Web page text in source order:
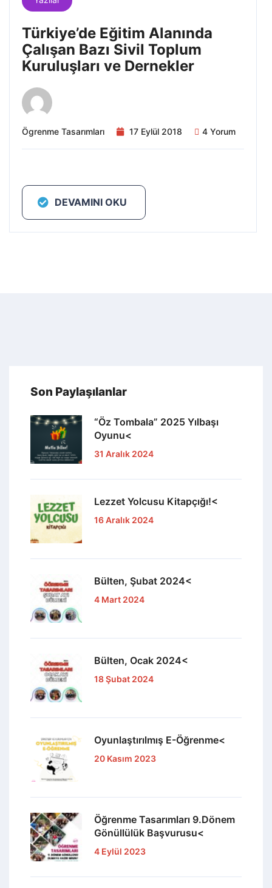
Türkiye’de Eğitim Alanında
Çalışan Bazı Sivil Toplum
Kuruluşları ve Dernekler
Ögrenme Tasarımları 17 Eylül 2018 4 Yorum
DEVAMINI OKU
Son Paylaşılanlar
“Öz Tombala” 2025 Yılbaşı
Oyunu<
31 Aralık 2024
Lezzet Yolcusu Kitapçığı!<
16 Aralık 2024
Bülten, Şubat 2024<
4 Mart 2024
Bülten, Ocak 2024<
18 Şubat 2024
Oyunlaştırılmış E-Öğrenme<
20 Kasım 2023
Öğrenme Tasarımları 9.Dönem
Gönüllülük Başvurusu<
4 Eylül 2023